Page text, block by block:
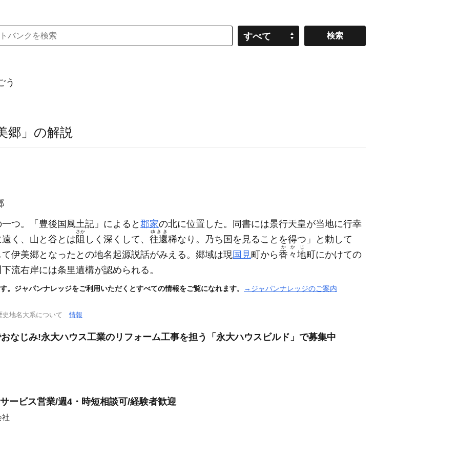
すべて
う
郷」の解説
つ。「豊後国風土記」によると 郡家の北に位置した。同書には景行天皇が当地に行幸
く、山と谷とは 阻
さか
しく深くして、 往還
ゆきき
稀なり。乃ち国を見ることを得つ」と勅して
伊美郷となったとの地名起源説話がみえる。郷域は現国見町から香々地
かかじ
町にかけての
流右岸には条里遺構が認められる。
。ジャパンナレッジをご利用いただくとすべての情報をご覧になれます。 →ジャパンナレッジのご案内
史地名大系について情報
なじみ!永大ハウス工業のリフォーム工事を担う「永大ハウスビルド」で募集中
ービス営業/週4・時短相談可/経験者歓迎
社